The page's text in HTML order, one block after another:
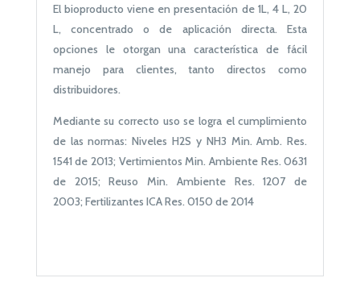
El bioproducto viene en presentación de 1L, 4 L, 20
L, concentrado o de aplicación directa. Esta
opciones le otorgan una característica de fácil
manejo para clientes, tanto directos como
distribuidores.
Mediante su correcto uso se logra el cumplimiento
de las normas:Niveles H2S y NH3 Min. Amb. Res.
1541 de 2013; Vertimientos Min. Ambiente Res. 0631
de 2015;Reuso Min. Ambiente Res. 1207 de
2003; Fertilizantes ICA Res. 0150 de 2014